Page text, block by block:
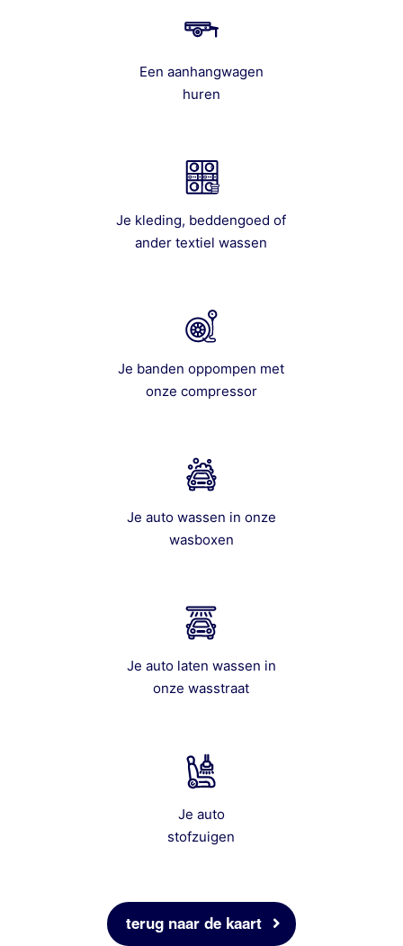
Een aanhangwagen
huren
Je kleding, beddengoed of
ander textiel wassen
Je banden oppompen met
onze compressor
Je auto wassen in onze
wasboxen
Je auto laten wassen in
onze wasstraat
Je auto
stofzuigen
terug naar de kaart